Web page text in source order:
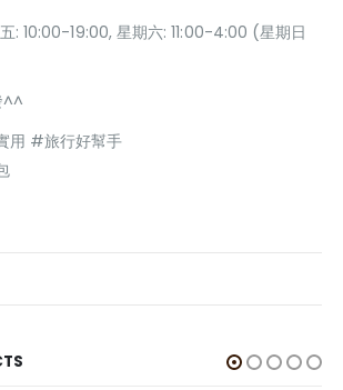
: 10:00-19:00, 星期六: 11:00-4:00 (星期日
^^
用 #旅行好幫手